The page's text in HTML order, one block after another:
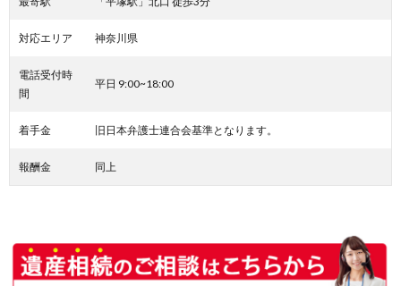
対応エリア 神奈川県
電話受付時
間
平日 9:00~18:00
着手金 旧日本弁護士連合会基準となります。
報酬金 同上